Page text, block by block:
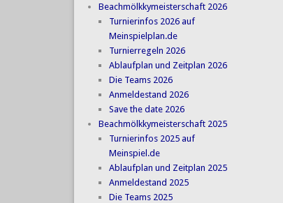
Beachmölkkymeisterschaft 2026
Turnierinfos 2026 auf
Meinspielplan.de
Turnierregeln 2026
Ablaufplan und Zeitplan 2026
Die Teams 2026
Anmeldestand 2026
Save the date 2026
Beachmölkkymeisterschaft 2025
Turnierinfos 2025 auf
Meinspiel.de
Ablaufplan und Zeitplan 2025
Anmeldestand 2025
Die Teams 2025